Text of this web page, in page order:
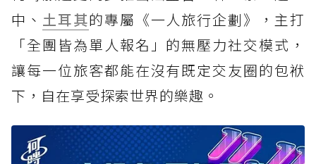
中、 土耳其的專屬《一人旅行企劃》，主打
「全團皆為單人報名」的無壓力社交模式，
讓每一位旅客都能在沒有既定交友圈的包袱
下，自在享受探索世界的樂趣。